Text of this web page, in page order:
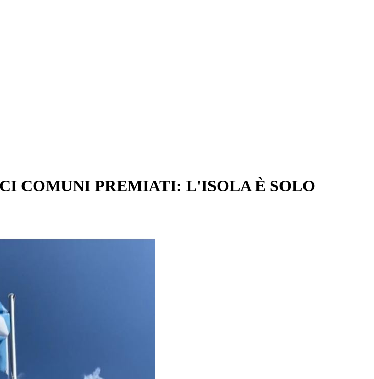
COMUNI PREMIATI: L'ISOLA È SOLO